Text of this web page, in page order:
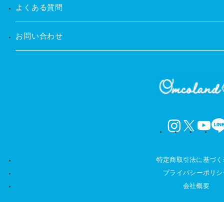
よくある質問
お問い合わせ
instagram
X YouTubeLINE
特定商取引法に基づ
プライバシーポリ
会社概要